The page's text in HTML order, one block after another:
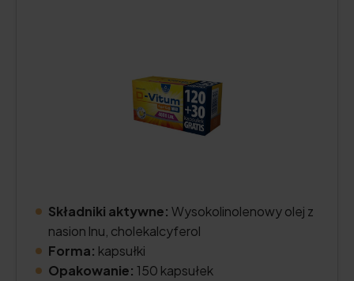
Składniki aktywne: Wysokolinolenowy olej z
nasion lnu, cholekalcyferol
Forma: kapsułki
Opakowanie: 150 kapsułek